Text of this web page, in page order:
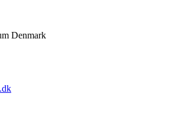
Denmark